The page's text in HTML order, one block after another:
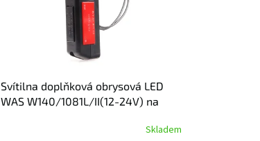
Svítilna doplňková obrysová LED
WAS W140/1081L/II(12-24V) na
Skladem